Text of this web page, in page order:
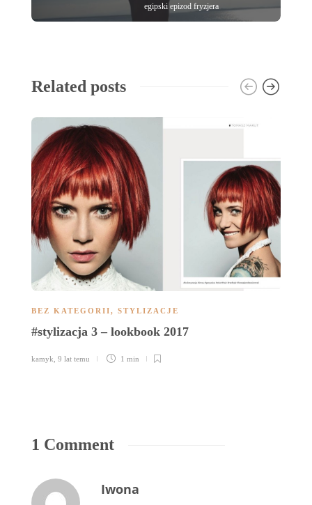
egipski epizod fryzjera
Related posts
BEZ KATEGORII, STYLIZACJE
#stylizacja 3 – lookbook 2017
kamyk 9 lat temu 1 min
1 Comment
Iwona